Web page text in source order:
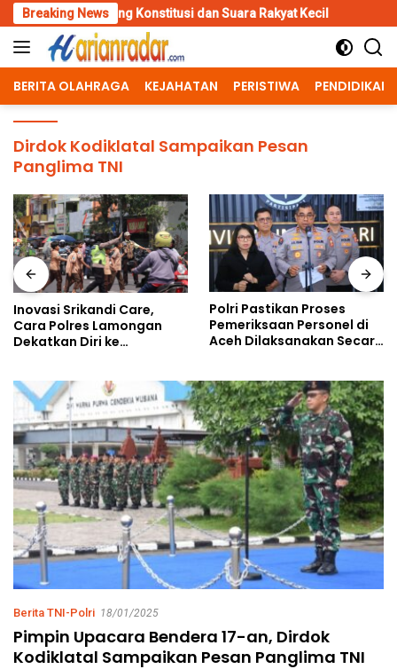
Skip
to
content
Breaking News
Konstitusi dan Suara Rakyat Kecil Inovasi Srikandi
BERITA OLAHRAGA KEJAHATAN PERISTIWA PENDIDIKAN
Dirdok Kodiklatal Sampaikan Pesan
Panglima TNI
Inovasi Srikandi Care,
Cara Polres Lamongan
Dekatkan Diri ke
Polri Pastikan Proses
Pemeriksaan Personel di
Aceh Dilaksanakan Secara
Berita TNI-Polri 18/01/2025
Pimpin Upacara Bendera 17-an, Dirdok
Kodiklatal Sampaikan Pesan Panglima TNI